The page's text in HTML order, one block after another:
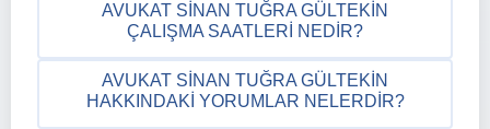
AVUKAT SINAN TUĞRA GÜLTEKIN
ÇALIŞMA SAATLERI NEDIR?
AVUKAT SINAN TUĞRA GÜLTEKIN
HAKKINDAKI YORUMLAR NELERDIR?